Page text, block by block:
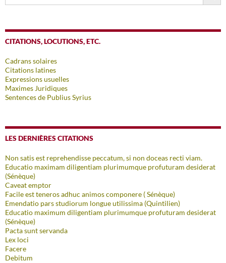
CITATIONS, LOCUTIONS, ETC.
Cadrans solaires
Citations latines
Expressions usuelles
Maximes Juridiques
Sentences de Publius Syrius
LES DERNIÈRES CITATIONS
Non satis est reprehendisse peccatum, si non doceas recti viam.
Educatio maximam diligentiam plurimumque profuturam desiderat
(Sénèque)
Caveat emptor
Facile est teneros adhuc animos componere ( Sénèque)
Emendatio pars studiorum longue utilissima (Quintilien)
Educatio maximum diligentiam plurimumque profuturam desiderat
(Sénèque)
Pacta sunt servanda
Lex loci
Facere
Debitum